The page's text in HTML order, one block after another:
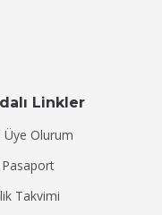
Linkler
Üye Olurum
Pasaport
Takvimi